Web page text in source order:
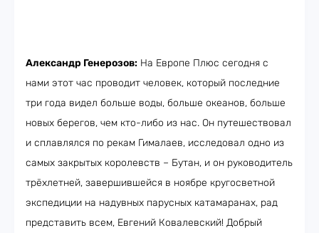
Александр Генерозов: На Европе Плюс сегодня с
нами этот час проводит человек, который последние
три года видел больше воды, больше океанов, больше
новых берегов, чем кто-либо из нас. Он путешествовал
и сплавлялся по рекам Гималаев, исследовал одно из
самых закрытых королевств – Бутан, и он руководитель
трёхлетней, завершившейся в ноябре кругосветной
экспедиции на надувных парусных катамаранах, рад
представить всем, Евгений Ковалевский! Добрый